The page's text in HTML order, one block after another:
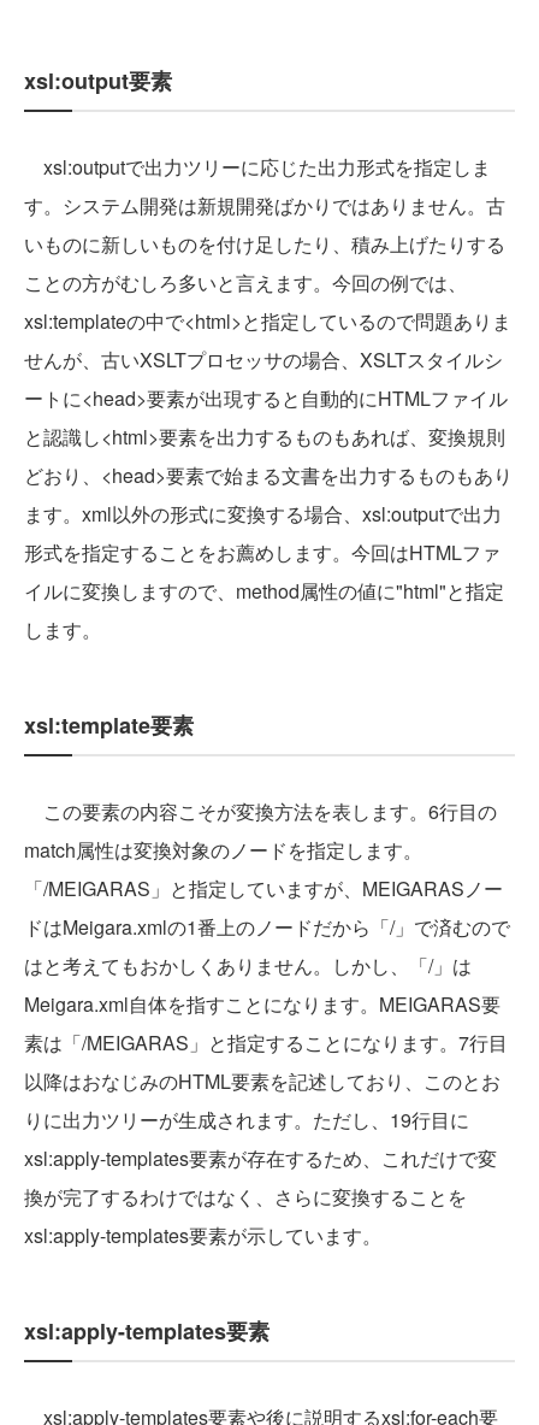
xsl:output要素
xsl:outputで出力ツリーに応じた出力形式を指定しま
す。システム開発は新規開発ばかりではありません。古
いものに新しいものを付け足したり、積み上げたりする
ことの方がむしろ多いと言えます。今回の例では、
xsl:templateの中で<html>と指定しているので問題ありま
せんが、古いXSLTプロセッサの場合、XSLTスタイルシ
ートに<head>要素が出現すると自動的にHTMLファイル
と認識し<html>要素を出力するものもあれば、変換規則
どおり、<head>要素で始まる文書を出力するものもあり
ます。xml以外の形式に変換する場合、xsl:outputで出力
形式を指定することをお薦めします。今回はHTMLファ
イルに変換しますので、method属性の値に"html"と指定
します。
xsl:template要素
この要素の内容こそが変換方法を表します。6行目の
match属性は変換対象のノードを指定します。
「/MEIGARAS」と指定していますが、MEIGARASノー
ドはMeigara.xmlの1番上のノードだから「/」で済むので
はと考えてもおかしくありません。しかし、「/」は
Meigara.xml自体を指すことになります。MEIGARAS要
素は「/MEIGARAS」と指定することになります。7行目
以降はおなじみのHTML要素を記述しており、このとお
りに出力ツリーが生成されます。ただし、19行目に
xsl:apply-templates要素が存在するため、これだけで変
換が完了するわけではなく、さらに変換することを
xsl:apply-templates要素が示しています。
xsl:apply-templates要素
xsl:apply-templates要素や後に説明するxsl:for-each要